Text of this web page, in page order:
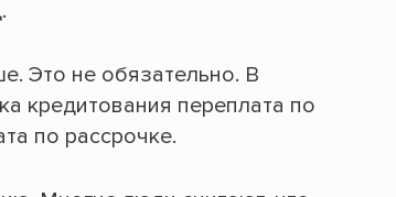
Это не обязательно. В
кредитования переплата по
по рассрочке.